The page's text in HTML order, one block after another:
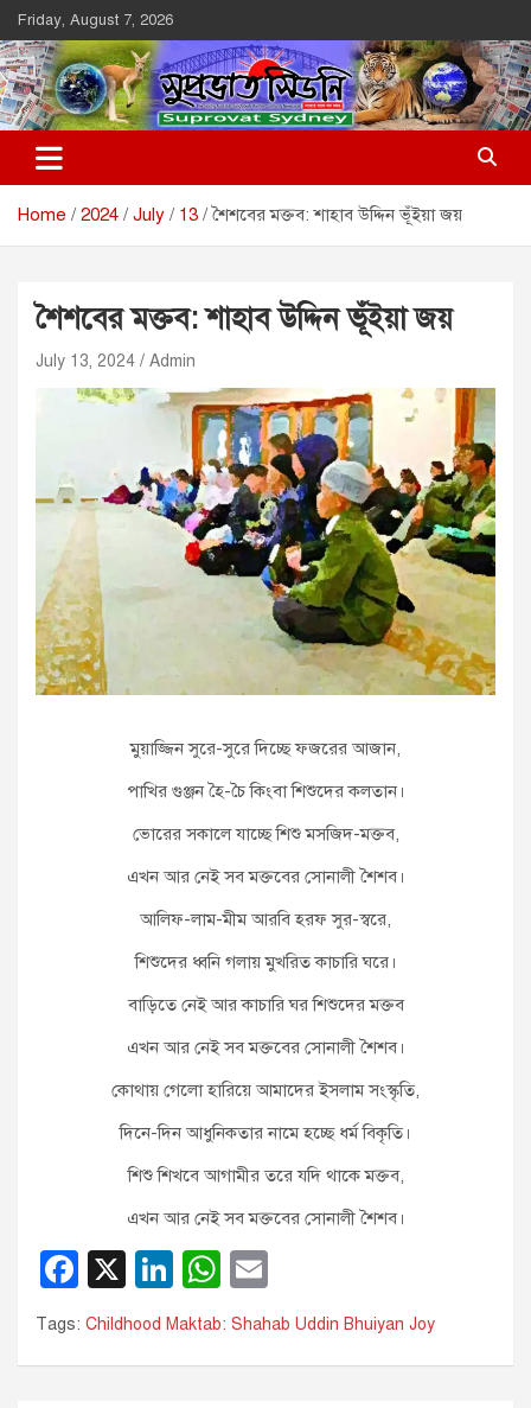
Skip
to
content
Friday, August 7, 2026
Suprovat Sydney
The Leading Bangladesh Community Newspaper In Australia
Home 2024 July 13 শৈশবের মক্তব: শাহাব উদ্দিন ভূঁইয়া জয়
শৈশবের মক্তব: শাহাব উদ্দিন ভূঁইয়া জয়
July 13, 2024 Admin
মুয়াজ্জিন সুরে-সুরে দিচ্ছে ফজরের আজান,
পাখির গুঞ্জন হৈ-চৈ কিংবা শিশুদের কলতান।
ভোরের সকালে যাচ্ছে শিশু মসজিদ-মক্তব,
এখন আর নেই সব মক্তবের সোনালী শৈশব।
আলিফ-লাম-মীম আরবি হরফ সুর-স্বরে,
শিশুদের ধ্বনি গলায় মুখরিত কাচারি ঘরে।
বাড়িতে নেই আর কাচারি ঘর শিশুদের মক্তব
এখন আর নেই সব মক্তবের সোনালী শৈশব।
কোথায় গেলো হারিয়ে আমাদের ইসলাম সংস্কৃতি,
দিনে-দিন আধুনিকতার নামে হচ্ছে ধর্ম বিকৃতি।
শিশু শিখবে আগামীর তরে যদি থাকে মক্তব,
এখন আর নেই সব মক্তবের সোনালী শৈশব।
F
a
c
X
Li
n
k
W
h
at
m
ail
Tags: Childhood Maktab: Shahab Uddin Bhuiyan Joy